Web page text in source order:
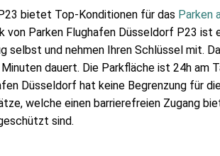
bietet Top-Konditionen für das Parken
von Parken Flughafen Düsseldorf P23 ist
selbst und nehmen Ihren Schlüssel mit.
dauert. Die Parkfläche ist 24h am
Düsseldorf hat keine Begrenzung für
welche einen barrierefreien Zugang
sind.